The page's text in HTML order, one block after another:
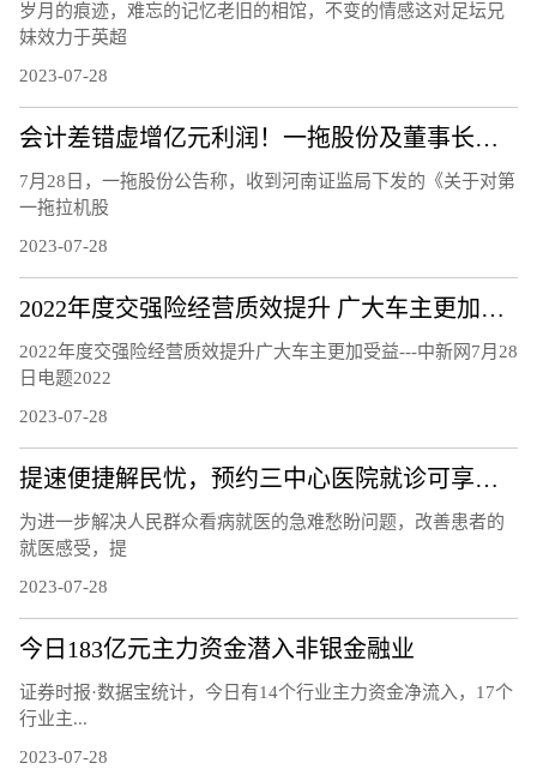
岁月的痕迹，难忘的记忆老旧的相馆，不变的情感这对足坛兄
妹效力于英超
2023-07-28
会计差错虚增亿元利润！一拖股份及董事长刘继国遭监管警示
7月28日，一拖股份公告称，收到河南证监局下发的《关于对第
一拖拉机股
2023-07-28
2022年度交强险经营质效提升 广大车主更加受益
2022年度交强险经营质效提升广大车主更加受益---中新网7月28
日电题2022
2023-07-28
提速便捷解民忧，预约三中心医院就诊可享提前报到开检查的“一站式”服务
为进一步解决人民群众看病就医的急难愁盼问题，改善患者的
就医感受，提
2023-07-28
今日183亿元主力资金潜入非银金融业
证券时报·数据宝统计，今日有14个行业主力资金净流入，17个
行业主...
2023-07-28